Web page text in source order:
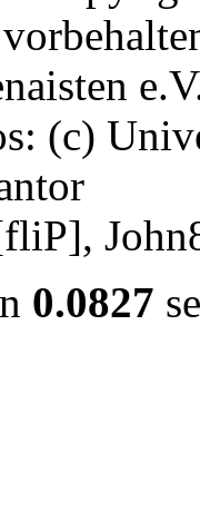
(c)
0.0827